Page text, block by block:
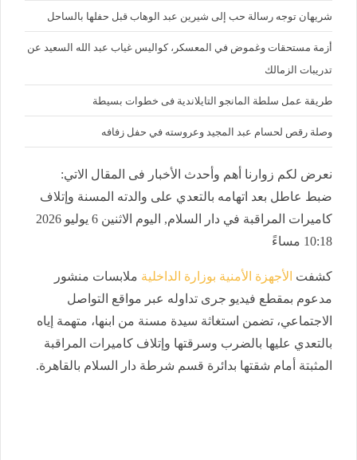
شريهان توجه رسالة حب إلى شيرين عبد الوهاب قبل حفلها بالساحل
أزمة مستحقات وغموض في المعسكر، كواليس غياب عبد الله السعيد عن
تدريبات الزمالك
طريقة عمل سلطة المانجو التايلاندية فى خطوات بسيطة
وصلة رقص لحسام عبد المجيد وعروسته في حفل زفافه
نعرض لكم زوارنا أهم وأحدث الأخبار فى المقال الاتي:
ضبط عاطل بعد اتهامه بالتعدي على والدته المسنة وإتلاف
كاميرات المراقبة في دار السلام, اليوم الاثنين 6 يوليو 2026
10:18 مساءً
كشفت الأجهزة الأمنية بوزارة الداخلية ملابسات منشور
مدعوم بمقطع فيديو جرى تداوله عبر مواقع التواصل
الاجتماعي، تضمن استغاثة سيدة مسنة من ابنها، متهمة إياه
بالتعدي عليها بالضرب وسرقتها وإتلاف كاميرات المراقبة
المثبتة أمام شقتها بدائرة قسم شرطة دار السلام بالقاهرة.